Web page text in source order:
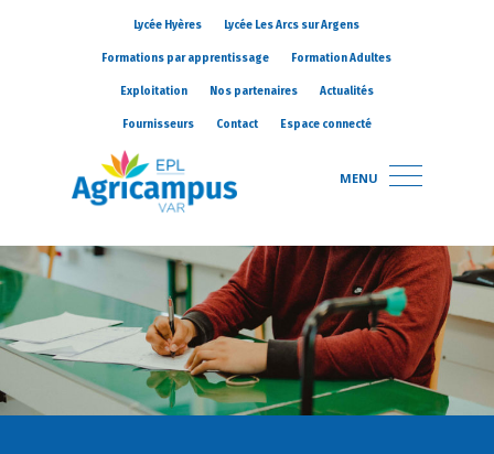
Lycée Hyères Lycée Les Arcs sur Argens
Formations par apprentissage Formation Adultes
Exploitation Nos partenaires Actualités
Fournisseurs Contact Espace connecté
MENU